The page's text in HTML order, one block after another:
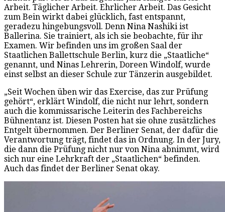
Arbeit. Täglicher Arbeit. Ehrlicher Arbeit. Das Gesicht
zum Bein wirkt dabei glücklich, fast entspannt,
geradezu hingebungsvoll. Denn Nina Nashiki ist
Ballerina. Sie trainiert, als ich sie beobachte, für ihr
Examen. Wir befinden uns im großen Saal der
Staatlichen Ballettschule Berlin, kurz die „Staatliche“
genannt, und Ninas Lehrerin, Doreen Windolf, wurde
einst selbst an dieser Schule zur Tänzerin ausgebildet.
„Seit Wochen üben wir das Exercise, das zur Prüfung
gehört“, erklärt Windolf, die nicht nur lehrt, sondern
auch die kommissarische Leiterin des Fachbereichs
Bühnentanz ist. Diesen Posten hat sie ohne zusätzliches
Entgelt übernommen. Der Berliner Senat, der dafür die
Verantwortung trägt, findet das in Ordnung. In der Jury,
die dann die Prüfung nicht nur von Nina abnimmt, wird
sich nur eine Lehrkraft der „Staatlichen“ befinden.
Auch das findet der Berliner Senat okay.